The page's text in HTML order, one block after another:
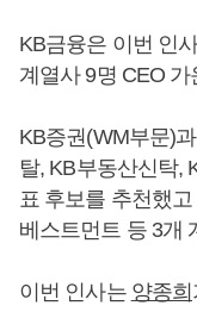
KB금융은 이번 인
계열사 9명 CEO
KB증권(WM부문)
탈, KB부동산신탁,
표 후보를 추천했
베스트먼트 등 3개
이번 인사는 양종희